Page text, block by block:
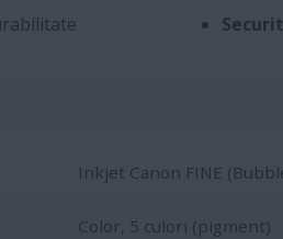
Inkjet Canon FINE
Color, 5 culori (pigment)